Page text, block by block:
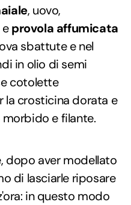
, uovo,
provola affumicata
sbattute e nel
in olio di semi
cotolette
crosticina dorata e
e filante.
dopo aver modellato
di lasciarle riposare
in questo modo